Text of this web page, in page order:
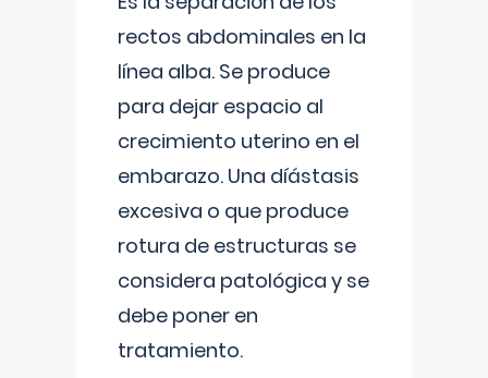
rectos abdominales en la
línea alba. Se produce
para dejar espacio al
crecimiento uterino en el
embarazo. Una díástasis
excesiva o que produce
rotura de estructuras se
considera patológica y se
debe poner en
tratamiento.